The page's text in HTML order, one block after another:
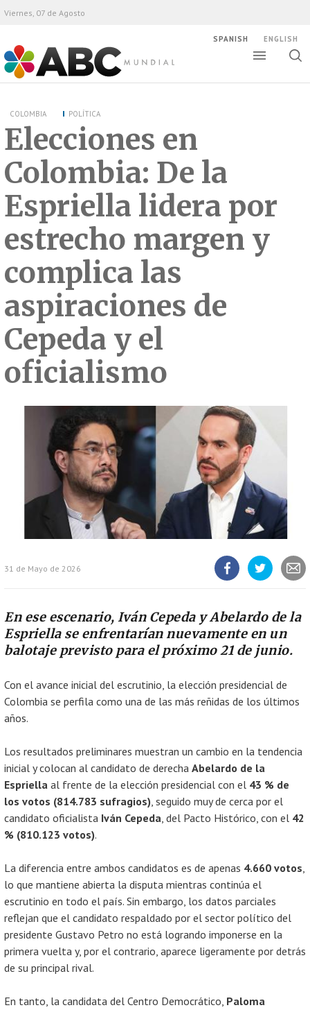
ABC Mundial
Viernes, 07 de Agosto
SPANISH ENGLISH
COLOMBIA POLÍTICA
Elecciones en
Colombia: De la
Espriella lidera por
estrecho margen y
complica las
aspiraciones de
Cepeda y el
oficialismo
31 de Mayo de 2026
Facebook
Twitter
En ese escenario, Iván Cepeda y Abelardo de la
Espriella se enfrentarían nuevamente en un
balotaje previsto para el próximo 21 de junio.
Con el avance inicial del escrutinio, la elección presidencial de
Colombia se perfila como una de las más reñidas de los últimos
años.
Los resultados preliminares muestran un cambio en la tendencia
inicial y colocan al candidato de derecha Abelardo de la
Espriella al frente de la elección presidencial con el 43 % de
los votos (814.783 sufragios), seguido muy de cerca por el
candidato oficialista Iván Cepeda, del Pacto Histórico, con el 42
% (810.123 votos).
La diferencia entre ambos candidatos es de apenas 4.660 votos,
lo que mantiene abierta la disputa mientras continúa el
escrutinio en todo el país. Sin embargo, los datos parciales
reflejan que el candidato respaldado por el sector político del
presidente Gustavo Petro no está logrando imponerse en la
primera vuelta y, por el contrario, aparece ligeramente por detrás
de su principal rival.
En tanto, la candidata del Centro Democrático, Paloma